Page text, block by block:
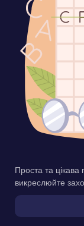
Проста та цікава
викреслюйте